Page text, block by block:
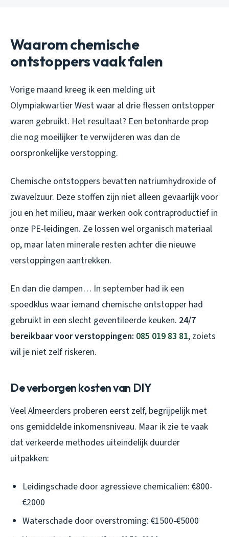
Waarom chemische
ontstoppers vaak falen
Vorige maand kreeg ik een melding uit
Olympiakwartier West waar al drie flessen ontstopper
waren gebruikt. Het resultaat? Een betonharde prop
die nog moeilijker te verwijderen was dan de
oorspronkelijke verstopping.
Chemische ontstoppers bevatten natriumhydroxide of
zwavelzuur. Deze stoffen zijn niet alleen gevaarlijk voor
jou en het milieu, maar werken ook contraproductief in
onze PE-leidingen. Ze lossen wel organisch materiaal
op, maar laten minerale resten achter die nieuwe
verstoppingen aantrekken.
En dan die dampen… In september had ik een
spoedklus waar iemand chemische ontstopper had
gebruikt in een slecht geventileerde keuken. 24/7
bereikbaar voor verstoppingen: 085 019 83 81, zoiets
wil je niet zelf riskeren.
De verborgen kosten van DIY
Veel Almeerders proberen eerst zelf, begrijpelijk met
ons gemiddelde inkomensniveau. Maar ik zie te vaak
dat verkeerde methodes uiteindelijk duurder
uitpakken:
Leidingschade door agressieve chemicaliën: €800-
€2000
Waterschade door overstroming: €1500-€5000